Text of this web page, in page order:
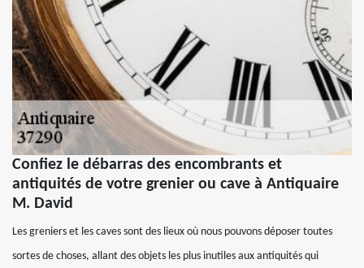
Confiez le débarras des encombrants et
antiquités de votre grenier ou cave à Antiquaire
M. David
Les greniers et les caves sont des lieux où nous pouvons déposer toutes
sortes de choses, allant des objets les plus inutiles aux antiquités qui